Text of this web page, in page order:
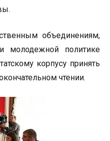
объединениям,
молодежной политике
корпусу принять
чтении.